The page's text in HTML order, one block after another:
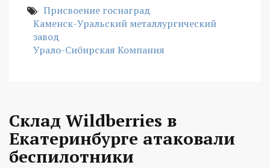
Присвоение госнаград
Каменск-Уральский металлургический
завод
Урало-Сибирская Компания
Склад Wildberries в
Екатеринбурге атаковали
беспилотники